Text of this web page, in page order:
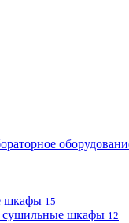
шкафы 15
сушильные шкафы 12